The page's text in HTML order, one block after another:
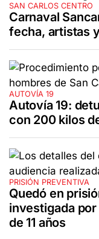
SAN CARLOS CENTRO
Carnaval
fecha, artistas
AUTOVÍA 19
Autovía 19:
con 200 kilos
PRISIÓN PREVENTIVA
Quedó en
investigada
de 11 años